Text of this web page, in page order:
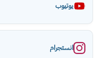
يوتيوب
انستجرام